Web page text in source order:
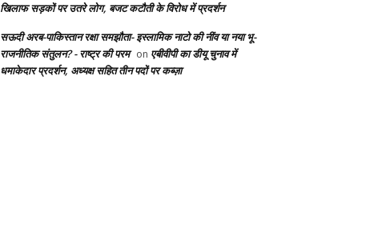
खिलाफ सड़कों पर उतरे लोग, बजट कटौती के विरोध में प्रदर्शन
सऊदी अरब-पाकिस्तान रक्षा समझौता- इस्लामिक नाटो की नींव या नया भू-
राजनीतिक संतुलन? - राष्ट्र की परम on एबीवीपी का डीयू चुनाव में
धमाकेदार प्रदर्शन, अध्यक्ष सहित तीन पदों पर कब्ज़ा